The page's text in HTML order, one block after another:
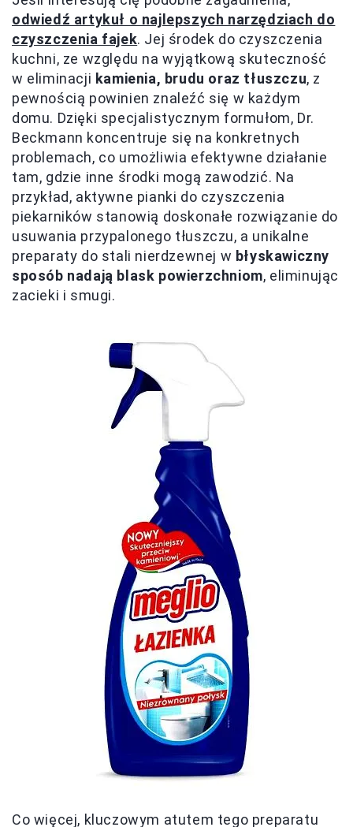
odwiedź artykuł o najlepszych narzędziach do
czyszczenia fajek. Jej środek do czyszczenia
kuchni, ze względu na wyjątkową skuteczność
w eliminacji kamienia, brudu oraz tłuszczu, z
pewnością powinien znaleźć się w każdym
domu. Dzięki specjalistycznym formułom, Dr.
Beckmann koncentruje się na konkretnych
problemach, co umożliwia efektywne działanie
tam, gdzie inne środki mogą zawodzić. Na
przykład, aktywne pianki do czyszczenia
piekarników stanowią doskonałe rozwiązanie do
usuwania przypalonego tłuszczu, a unikalne
preparaty do stali nierdzewnej w błyskawiczny
sposób nadają blask powierzchniom, eliminując
zacieki i smugi.
Co więcej, kluczowym atutem tego preparatu